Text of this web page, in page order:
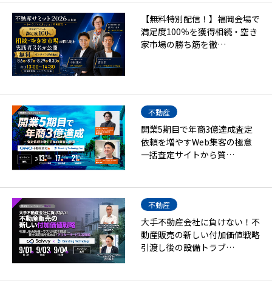
【無料特別配信！】福岡会場で
満足度100％を獲得相続・空き
家市場の勝ち筋を徹…
不動産
開業5期目で年商3億達成査定
依頼を増やすWeb集客の極意
一括査定サイトから質…
不動産
大手不動産会社に負けない！不
動産販売の新しい付加価値戦略
引渡し後の設備トラブ…